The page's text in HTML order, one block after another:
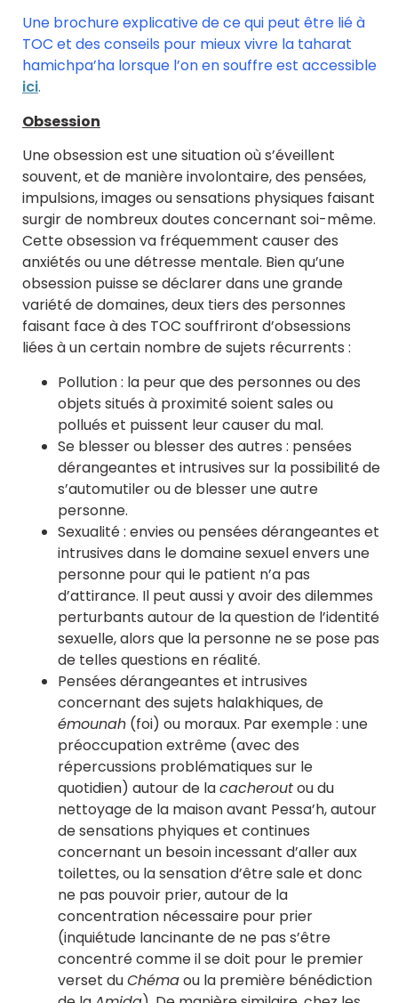
Une brochure explicative de ce qui peut être lié à
TOC et des conseils pour mieux vivre la taharat
hamichpa’ha lorsque l’on en souffre est accessible
ici.
Obsession
Une obsession est une situation où s’éveillent
souvent, et de manière involontaire, des pensées,
impulsions, images ou sensations physiques faisant
surgir de nombreux doutes concernant soi-même.
Cette obsession va fréquemment causer des
anxiétés ou une détresse mentale. Bien qu’une
obsession puisse se déclarer dans une grande
variété de domaines, deux tiers des personnes
faisant face à des TOC souffriront d’obsessions
liées à un certain nombre de sujets récurrents :
Pollution : la peur que des personnes ou des
objets situés à proximité soient sales ou
pollués et puissent leur causer du mal.
Se blesser ou blesser des autres : pensées
dérangeantes et intrusives sur la possibilité de
s’automutiler ou de blesser une autre
personne.
Sexualité : envies ou pensées dérangeantes et
intrusives dans le domaine sexuel envers une
personne pour qui le patient n’a pas
d’attirance. Il peut aussi y avoir des dilemmes
perturbants autour de la question de l’identité
sexuelle, alors que la personne ne se pose pas
de telles questions en réalité.
Pensées dérangeantes et intrusives
concernant des sujets halakhiques, de
émounah (foi) ou moraux. Par exemple : une
préoccupation extrême (avec des
répercussions problématiques sur le
quotidien) autour de lacacheroutou du
nettoyage de la maison avant Pessa’h, autour
de sensations phyiques et continues
concernant un besoin incessant d’aller aux
toilettes, ou la sensation d’être sale et donc
ne pas pouvoir prier, autour de la
concentration nécessaire pour prier
(inquiétude lancinante de ne pas s’être
concentré comme il se doit pour le premier
verset duChémaou la première bénédiction